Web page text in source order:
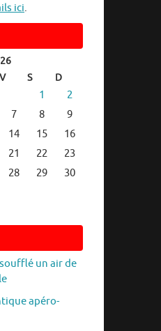
ici.
V S D
1
2
7 8
9
14 15
16
21 22
23
28 29
30
soufflé un air de
apéro-